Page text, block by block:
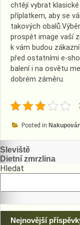
chtějí vybrat
příplatkem, aby se
takových obalů.
prospět image vaší
k vám budou
před ostatními e-
balení i na osvětu
dobrém záměru.
Posted in
Navigace
pro
Sleviště
Dietní zmrzlina
Hledat
Nejnovější